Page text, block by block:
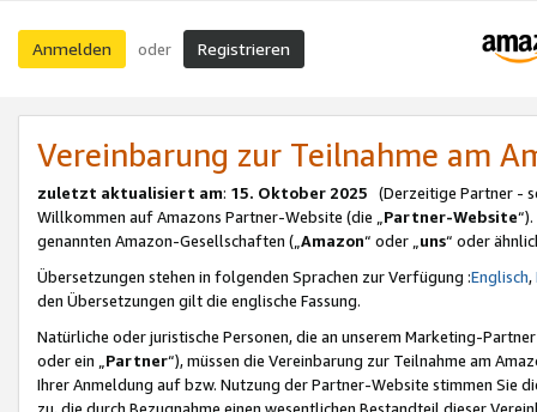
Anmelden oder Registrieren
Vereinbarung zur Teilnahme am
zuletzt aktualisiert am: 15. Oktober 2025 (Derzeitige Partner -
Willkommen auf Amazons Partner-Website (die „Partner-Website
genannten Amazon-Gesellschaften („Amazon“ oder „uns“ oder
Übersetzungen stehen in folgenden Sprachen zur Verfügung :Englisch,
den Übersetzungen gilt die englische Fassung.
Natürliche oder juristische Personen, die an unserem Marketing-
oder ein „Partner“), müssen die Vereinbarung zur Teilnahme am
Ihrer Anmeldung auf bzw. Nutzung der Partner-Website stimmen Sie